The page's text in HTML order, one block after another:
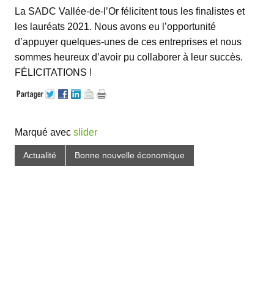
La SADC Vallée-de-l’Or félicitent tous les finalistes et
les lauréats 2021. Nous avons eu l’opportunité
d’appuyer quelques-unes de ces entreprises et nous
sommes heureux d’avoir pu collaborer à leur succès.
FÉLICITATIONS !
Marqué avec slider
Actualité Bonne nouvelle économique